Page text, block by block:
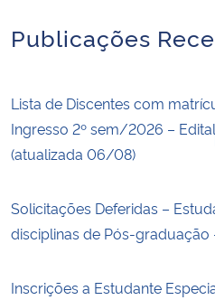
Publicações
Lista de Discentes com
Ingresso 2º sem/2026 –
(atualizada 06/08)
Solicitações Deferidas –
disciplinas de Pós-
Inscrições a Estudante